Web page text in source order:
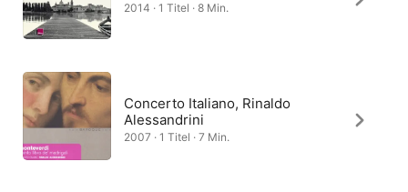
2014 · 1 Titel · 8 Min.
Concerto Italiano, Rinaldo
Alessandrini
2007 · 1 Titel · 7 Min.